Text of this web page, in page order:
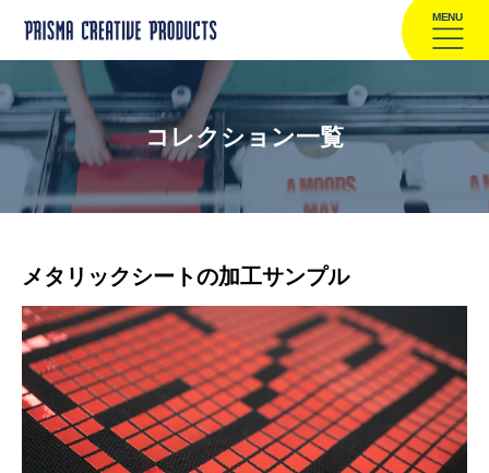
MENU
コレクション一覧
メタリックシートの加工サンプル